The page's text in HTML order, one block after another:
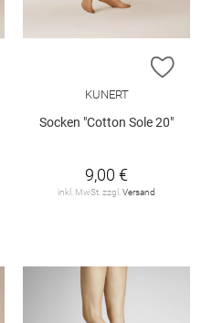
WUNSCHLISTE HINZUFÜGEN
ZUR
KUNERT
Socken "Cotton Sole 20"
9,00 €
inkl. MwSt. zzgl.Versand